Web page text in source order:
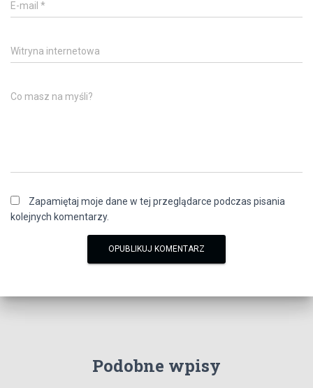
E-mail *
Witryna internetowa
Co masz na myśli?
Zapamiętaj moje dane w tej przeglądarce podczas pisania
kolejnych komentarzy.
Podobne wpisy